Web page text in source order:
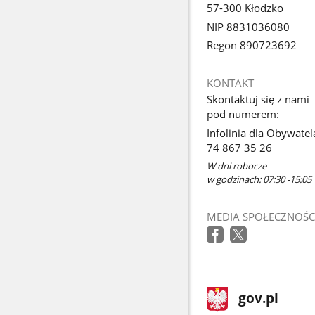
57-300 Kłodzko
NIP 8831036080
Regon 890723692
KONTAKT
Skontaktuj się z nami
pod numerem:
Infolinia dla
74 867 35 26
W dni robocze
w godzinach: 07:30 -15:05
MEDIA
stopka
gov.pl Strona
gov.pl